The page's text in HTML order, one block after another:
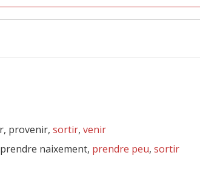
provenir, sortir, venir
naixement, prendre peu, sortir